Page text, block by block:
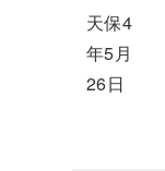
天保4
年5月
26日